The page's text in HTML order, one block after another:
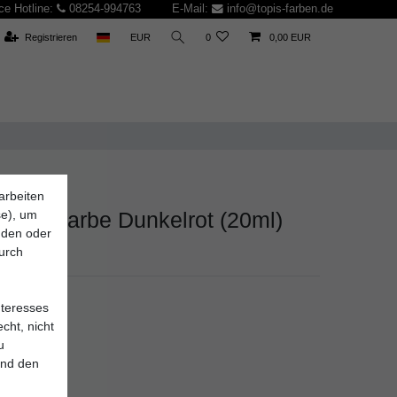
Hotline: 08254-994763 E-Mail: info@topis-farben.de
Registrieren EUR 0 0,00 EUR
Mattfarbe Dunkelrot (20ml)
um
oder
nicht
den